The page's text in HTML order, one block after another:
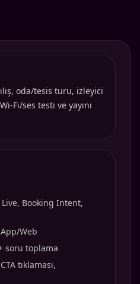
oda/tesis turu, izleyici
Fi/ses testi ve yayını
Live, Booking Intent,
Web
soru toplama
tıklaması,